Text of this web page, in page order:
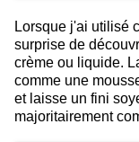
Lorsque j'ai utilisé
surprise de
crème ou liquide.
comme une
et laisse un fini
majoritairement